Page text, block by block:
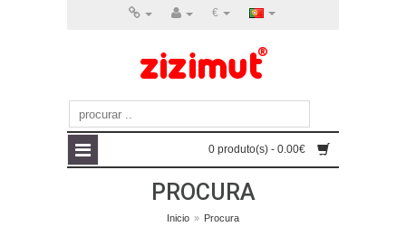
€
0 produto(s) - 0.00€
PROCURA
Inicio » Procura